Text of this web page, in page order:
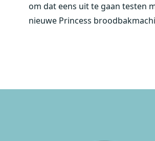
om dat eens uit te gaan testen
nieuwe Princess